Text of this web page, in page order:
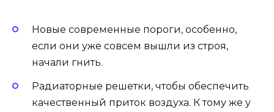
Новые современные пороги, особенно,
если они уже совсем вышли из строя,
начали гнить.
Радиаторные решетки, чтобы обеспечить
качественный приток воздуха. К тому же у